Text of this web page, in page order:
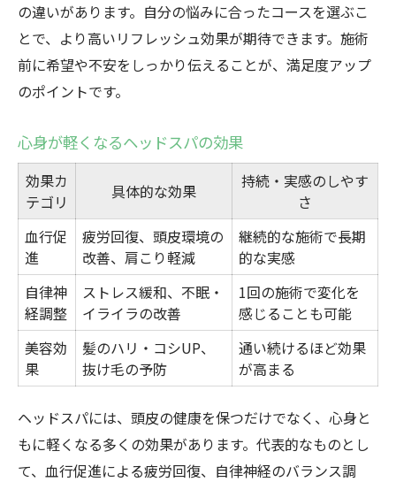
の違いがあります。自分の悩みに合ったコースを選ぶこ
とで、より高いリフレッシュ効果が期待できます。施術
前に希望や不安をしっかり伝えることが、満足度アップ
のポイントです。
心身が軽くなるヘッドスパの効果
効果カ
テゴリ
具体的な効果
持続・実感のしやす
さ
血行促
進
疲労回復、頭皮環境の
改善、肩こり軽減
継続的な施術で長期
的な実感
自律神
経調整
ストレス緩和、不眠・
イライラの改善
1回の施術で変化を
感じることも可能
美容効
果
髪のハリ・コシUP、
抜け毛の予防
通い続けるほど効果
が高まる
ヘッドスパには、頭皮の健康を保つだけでなく、心身と
もに軽くなる多くの効果があります。代表的なものとし
て、血行促進による疲労回復、自律神経のバランス調